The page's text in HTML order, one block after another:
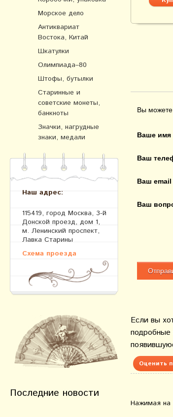
Морское дело
Антиквариат
Востока, Китай
Шкатулки
Олимпиада–80
Штофы, бутылки
Старинные и
советские монеты,
банкноты
Значки, нагрудные
знаки, медали
Наш адрес:
115419, город Москва, 3-й
Донской проезд, дом 1,
м. Ленинский проспект,
Лавка Старины
Схема проезда
Последние новости
Вы
Ваше имя
Ваш
Ваш email
Ваш
Если вы
подробные
Оценить
Нажимая на